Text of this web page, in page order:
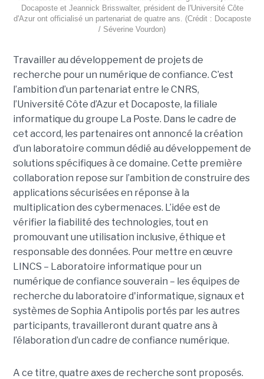
Docaposte et Jeannick Brisswalter, président de l'Université Côte
d'Azur ont officialisé un partenariat de quatre ans. (Crédit : Docaposte
/ Séverine Vourdon)
Travailler au développement de projets de
recherche pour un numérique de confiance. C’est
l’ambition d’un partenariat entre le CNRS,
l’Université Côte d’Azur et Docaposte, la filiale
informatique du groupe La Poste. Dans le cadre de
cet accord, les partenaires ont annoncé la création
d’un laboratoire commun dédié au développement de
solutions spécifiques à ce domaine. Cette première
collaboration repose sur l’ambition de construire des
applications sécurisées en réponse à la
multiplication des cybermenaces. L’idée est de
vérifier la fiabilité des technologies, tout en
promouvant une utilisation inclusive, éthique et
responsable des données. Pour mettre en œuvre
LINCS – Laboratoire informatique pour un
numérique de confiance souverain – les équipes de
recherche du laboratoire d'informatique, signaux et
systèmes de Sophia Antipolis portés par les autres
participants, travailleront durant quatre ans à
l’élaboration d’un cadre de confiance numérique.
A ce titre, quatre axes de recherche sont proposés.